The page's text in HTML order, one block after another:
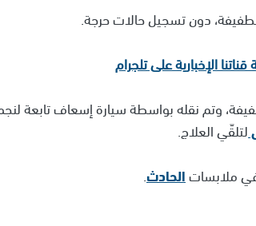
دون تسجيل حالات حرجة.
وتم نقله بواسطة سيارة إسعاف تابعة
لتلقّي العلاج.
في ملابساتالحادث.